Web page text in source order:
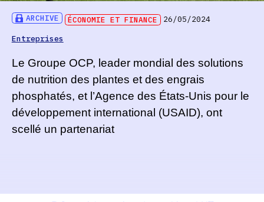
ARCHIVE ÉCONOMIE ET FINANCE
26/05/2024
Entreprises
Le Groupe OCP, leader mondial des solutions
de nutrition des plantes et des engrais
phosphatés, et l’Agence des États-Unis pour le
développement international (USAID), ont
scellé un partenariat